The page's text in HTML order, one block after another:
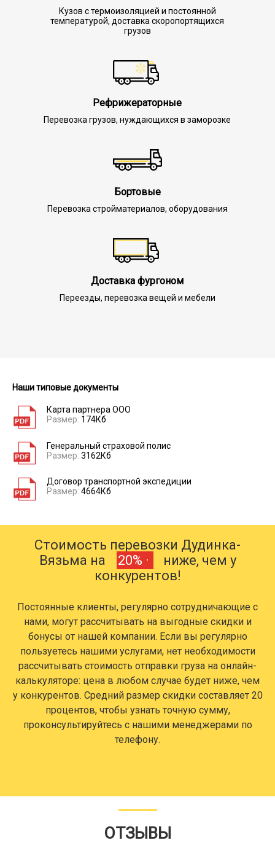
Кузов с термоизоляцией и постоянной
температурой, доставка скоропортящихся
грузов
Рефрижераторные
Перевозка грузов, нуждающихся в заморозке
Бортовые
Перевозка стройматериалов, оборудования
Доставка фургоном
Переезды, перевозка вещей и мебели
Наши типовые документы
Карта партнера ООО
Размер: 174Кб
Генеральный страховой полис
Размер: 3162Кб
Договор транспортной экспедиции
Размер: 4664Кб
Стоимость перевозки Дудинка-
Вязьма на
20% ·
ниже, чем у
конкурентов!
Постоянные клиенты, регулярно сотрудничающие с
нами, могут рассчитывать на выгодные скидки и
бонусы от нашей компании. Если вы регулярно
пользуетесь нашими услугами, нет необходимости
рассчитывать стоимость отправки груза на онлайн-
калькуляторе: цена в любом случае будет ниже, чем
у конкурентов. Средний размер скидки составляет 20
процентов, чтобы узнать точную сумму,
проконсультируйтесь с нашими менеджерами по
телефону.
ОТЗЫВЫ